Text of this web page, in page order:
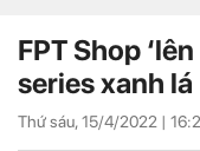
FPT Shop
series xanh lá
Thứ sáu, 15/4/2022 |